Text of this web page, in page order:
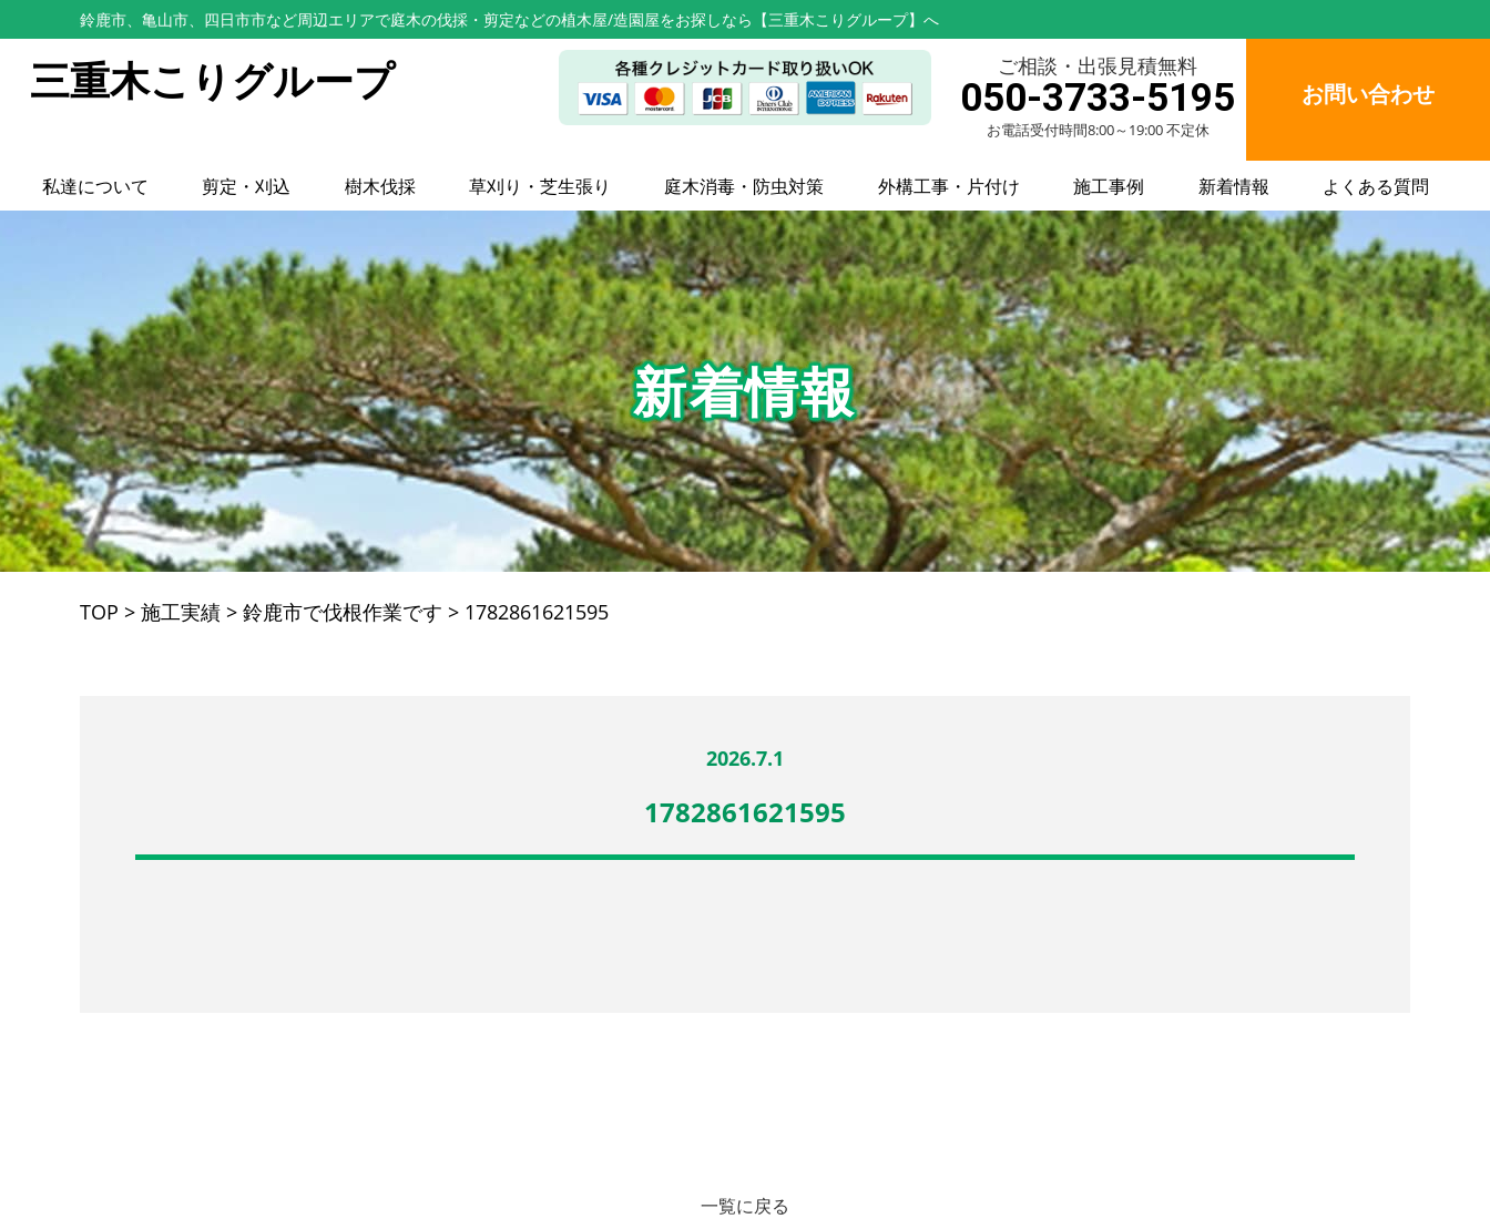
鈴鹿市、亀山市、四日市市など周辺エリアで庭木の伐採・剪定などの植木屋/造園屋をお探しなら【三重木こりグループ】へ
三重木こりグループ ご相談・出張見積無料
050-3733-5195
お電話受付時間8:00～19:00 不定休
お問い合わせ
私達について 剪定・刈込 樹木伐採 草刈り・芝生張り 庭木消毒・防虫対策 外構工事・片付け 施工事例 新着情報 よくある質問
新着情報
TOP > 施工実績 > 鈴鹿市で伐根作業です > 1782861621595
2026.7.1
1782861621595
一覧に戻る